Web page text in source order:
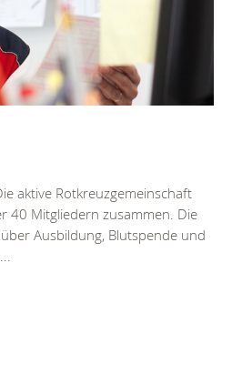
aktive Rotkreuzgemeinschaft
40 Mitgliedern zusammen. Die
Ausbildung, Blutspende und